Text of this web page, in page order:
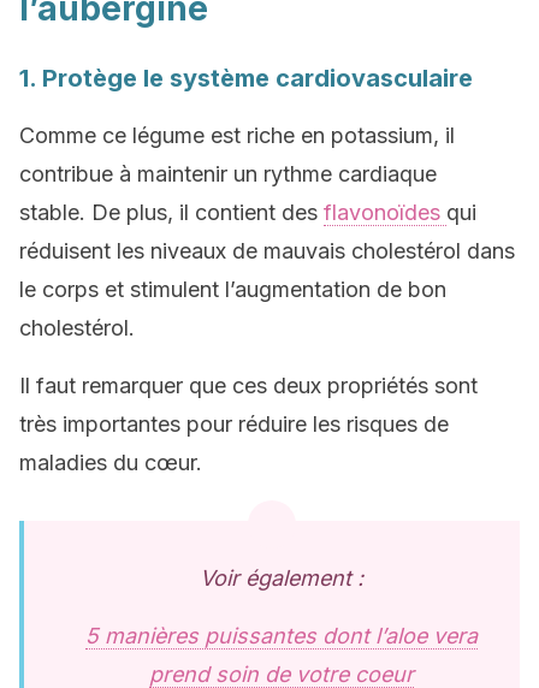
l’aubergine
1. Protège le système cardiovasculaire
Comme ce légume est riche en potassium, il
contribue à maintenir un rythme cardiaque
stable. De plus, il contient des flavonoïdes qui
réduisent les niveaux de mauvais cholestérol dans
le corps et stimulent l’augmentation de bon
cholestérol.
Il faut remarquer que ces deux propriétés sont
très importantes pour réduire les risques de
maladies du cœur.
Voir également :
5 manières puissantes dont l’aloe vera
prend soin de votre coeur